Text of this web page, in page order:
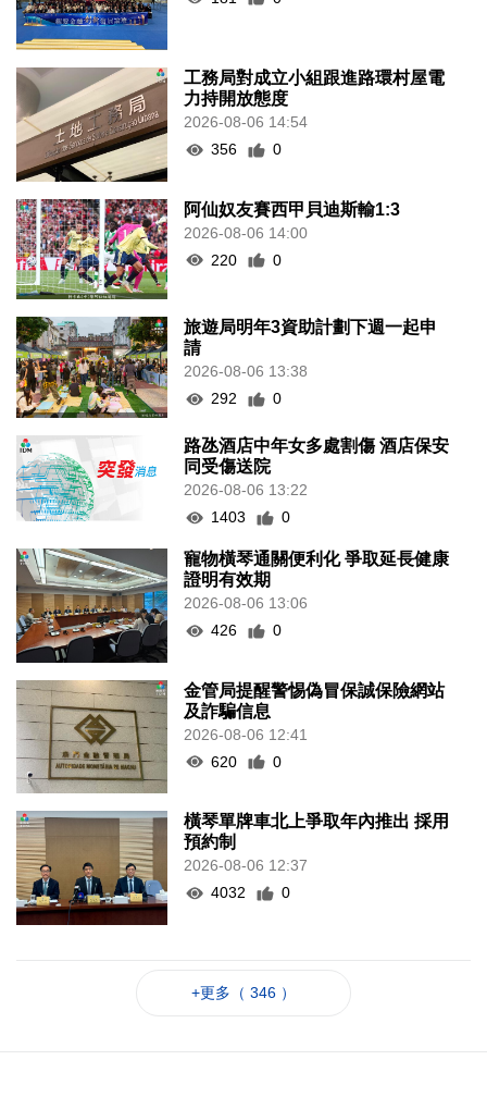
工務局對成立小組跟進路環村屋電
力持開放態度
2026-08-06 14:54
356
0
阿仙奴友賽西甲貝迪斯輸1:3
2026-08-06 14:00
220
0
旅遊局明年3資助計劃下週一起申
請
2026-08-06 13:38
292
0
路氹酒店中年女多處割傷 酒店保安
同受傷送院
2026-08-06 13:22
1403
0
寵物橫琴通關便利化 爭取延長健康
證明有效期
2026-08-06 13:06
426
0
金管局提醒警惕偽冒保誠保險網站
及詐騙信息
2026-08-06 12:41
620
0
橫琴單牌車北上爭取年內推出 採用
預約制
2026-08-06 12:37
4032
0
+更多（ 346 ）